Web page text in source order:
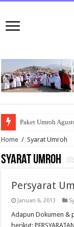
Paket Umroh
Home / Syarat Umroh
Syarat Umroh
Persyarat
Januari 6, 2013
Adapun Dokumen &
berikut: